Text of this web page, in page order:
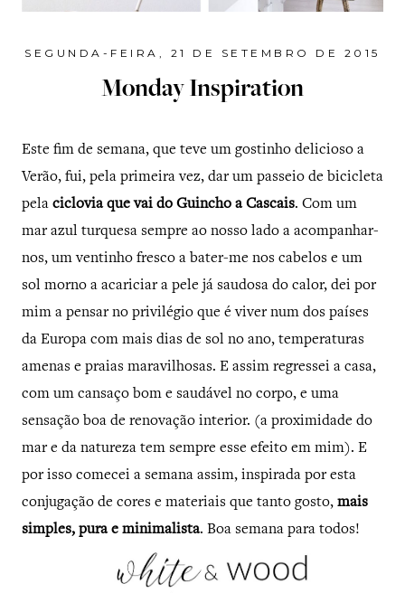
SEGUNDA-FEIRA, 21 DE SETEMBRO DE 2015
Monday Inspiration
Este fim de semana, que teve um gostinho delicioso a
Verão, fui, pela primeira vez, dar um passeio de bicicleta
pela ciclovia que vai do Guincho a Cascais. Com um
mar azul turquesa sempre ao nosso lado a acompanhar-
nos, um ventinho fresco a bater-me nos cabelos e um
sol morno a acariciar a pele já saudosa do calor, dei por
mim a pensar no privilégio que é viver num dos países
da Europa com mais dias de sol no ano, temperaturas
amenas e praias maravilhosas. E assim regressei a casa,
com um cansaço bom e saudável no corpo, e uma
sensação boa de renovação interior. (a proximidade do
mar e da natureza tem sempre esse efeito em mim). E
por isso comecei a semana assim, inspirada por esta
conjugação de cores e materiais que tanto gosto, mais
simples, pura e minimalista. Boa semana para todos!